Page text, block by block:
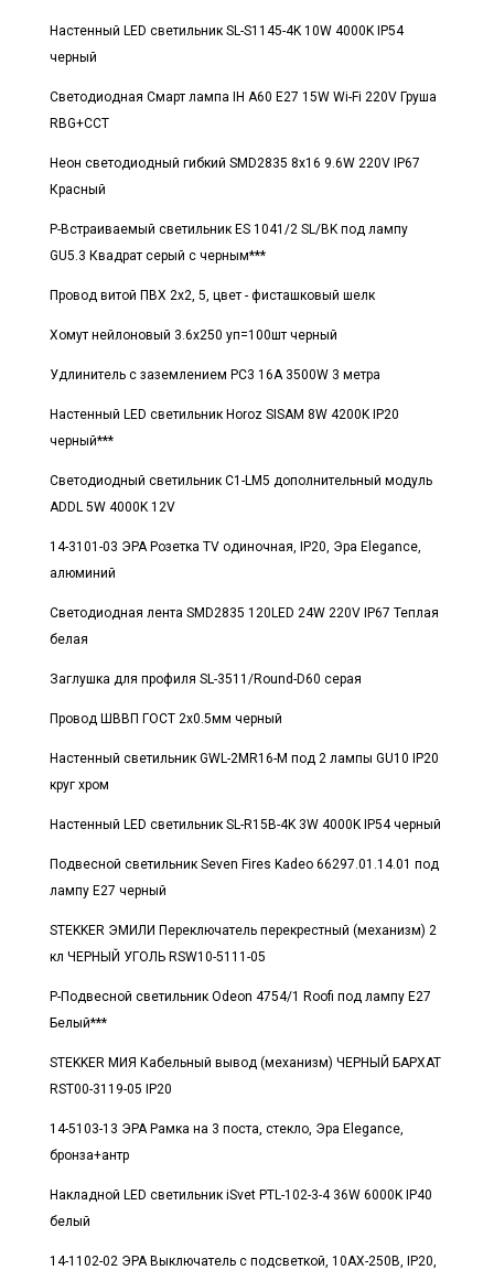
Настенный LED светильник SL-S1145-4K 10W 4000K IP54
черный
Светодиодная Смарт лампа IH A60 E27 15W Wi-Fi 220V Груша
RBG+CCT
Неон светодиодный гибкий SMD2835 8x16 9.6W 220V IP67
Красный
Р-Встраиваемый светильник ES 1041/2 SL/BK под лампу
GU5.3 Квадрат серый с черным***
Провод витой ПВХ 2х2, 5, цвет - фисташковый шелк
Хомут нейлоновый 3.6x250 уп=100шт черный
Удлинитель с заземлением PC3 16A 3500W 3 метра
Настенный LED светильник Horoz SISAM 8W 4200K IP20
черный***
Светодиодный светильник C1-LM5 дополнительный модуль
ADDL 5W 4000K 12V
14-3101-03 ЭРА Розетка TV одиночная, IP20, Эра Elegance,
алюминий
Светодиодная лента SMD2835 120LED 24W 220V IP67 Теплая
белая
Заглушка для профиля SL-3511/Round-D60 серая
Провод ШВВП ГОСТ 2x0.5мм черный
Настенный светильник GWL-2MR16-M под 2 лампы GU10 IP20
круг хром
Настенный LED светильник SL-R15B-4K 3W 4000K IP54 черный
Подвесной светильник Seven Fires Kadeo 66297.01.14.01 под
лампу E27 черный
STEKKER ЭМИЛИ Переключатель перекрестный (механизм) 2
кл ЧЕРНЫЙ УГОЛЬ RSW10-5111-05
Р-Подвесной светильник Odeon 4754/1 Roofi под лампу E27
Белый***
STEKKER МИЯ Кабельный вывод (механизм) ЧЕРНЫЙ БАРХАТ
RST00-3119-05 IP20
14-5103-13 ЭРА Рамка на 3 поста, стекло, Эра Elegance,
бронза+антр
Накладной LED светильник iSvet PTL-102-3-4 36W 6000K IP40
белый
14-1102-02 ЭРА Выключатель с подсветкой, 10АХ-250В, IP20,